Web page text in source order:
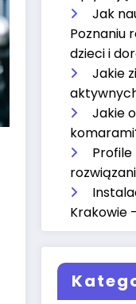
Jak
Poznaniu
dzieci i
Jakie
Jakie
Krakowie